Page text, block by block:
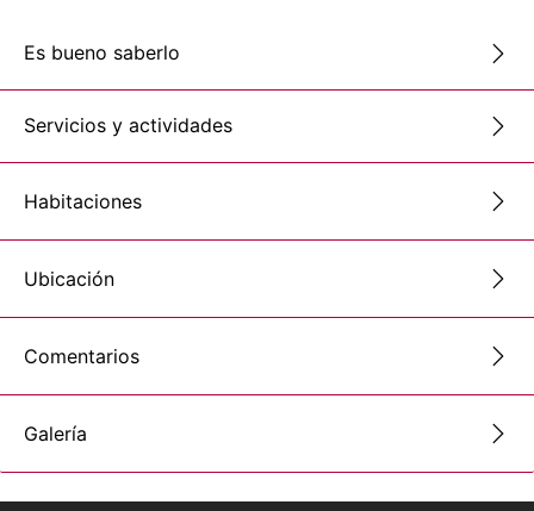
Es bueno saberlo
Servicios y actividades
Habitaciones
Ubicación
Comentarios
Galería